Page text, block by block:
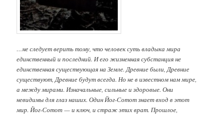
…не следует верить тому, что человек суть владыка мира
единственный и последний. И его жизненная субстанция не
единственная существующая на Земле. Древние были, Древние
существуют, Древние будут всегда. Но не в известном нам мире,
а между мирами. Изначальные, сильные и здоровые. Они
невидимы для глаз наших. Один Йог-Сотот знает вход в этот
мир. Йог-Сотот — и ключ, и страж этих врат. Прошлое,